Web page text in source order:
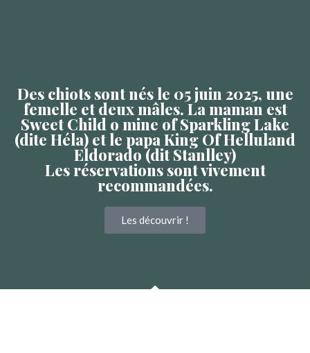
Des chiots sont nés le 05 juin 2025, une
femelle et deux mâles. La maman est
Sweet Child o mine of Sparkling Lake
(dite Héla) et le papa King Of Helluland
Eldorado (dit Stanlley)
Les réservations sont vivement
recommandées.
Les découvrir !